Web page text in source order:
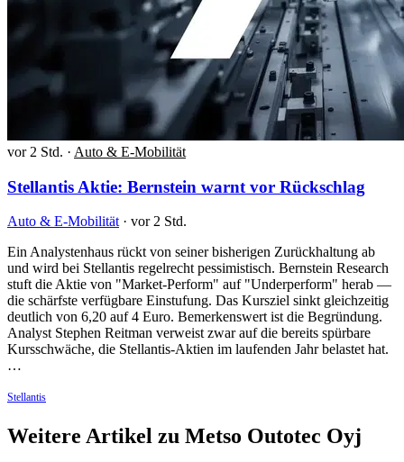
vor 2 Std. · Auto & E-Mobilität
Stellantis Aktie: Bernstein warnt vor Rückschlag
Auto & E-Mobilität · vor 2 Std.
Ein Analystenhaus rückt von seiner bisherigen Zurückhaltung ab
und wird bei Stellantis regelrecht pessimistisch. Bernstein Research
stuft die Aktie von "Market-Perform" auf "Underperform" herab —
die schärfste verfügbare Einstufung. Das Kursziel sinkt gleichzeitig
deutlich von 6,20 auf 4 Euro. Bemerkenswert ist die Begründung.
Analyst Stephen Reitman verweist zwar auf die bereits spürbare
Kursschwäche, die Stellantis-Aktien im laufenden Jahr belastet hat.
…
Stellantis
Weitere Artikel zu Metso Outotec Oyj